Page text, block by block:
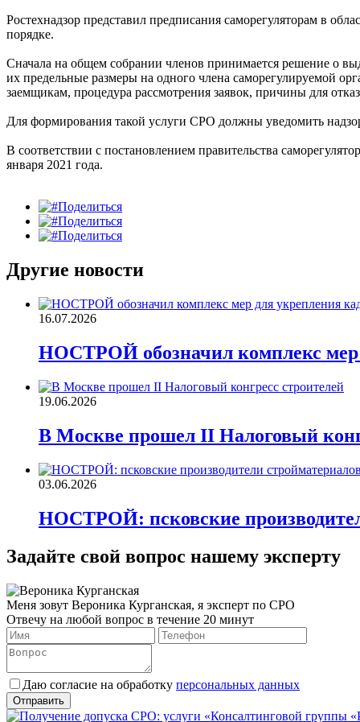
Ростехнадзор представил предписания саморегуляторам в
порядке.
Сначала на общем собрании членов принимается решение о
их предельные размеры на одного члена саморегулируемой
заемщикам, процедура рассмотрения заявок, причины для
Для формирования такой услуги СРО должны уведомить
В соответствии с постановлением правительства
января 2021 года.
Поделиться
Поделиться
Поделиться
Другие новости
16.07.2026
НОСТРОЙ обозначил комплекс мер
19.06.2026
В Москве прошел II Налоговый
03.06.2026
НОСТРОЙ: псковские
Задайте свой вопрос нашему эксперту
Меня зовут Вероника Курганская, я эксперт по СРО
Отвечу на любой вопрос в течение 20 минут
Даю согласие на обработку персональных данных